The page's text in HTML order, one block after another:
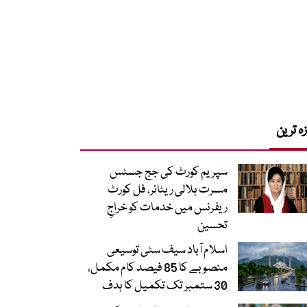
ترین
سپریم کورٹ کی جج جسٹس
مسرت ہلالی ریٹائر، فل کورٹ
ریفرنس میں خدمات کو خراجِ
تحسین
اسلام آباد سیف سٹی توسیعی
منصوبے کا 85 فیصد کام مکمل،
30 ستمبر تک تکمیل کا ہدف